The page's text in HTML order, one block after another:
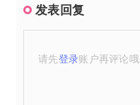
发表回复
请先登录账户再评论哦